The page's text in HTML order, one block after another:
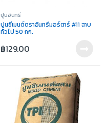
ปูนอินทรี
ปูนซีเมนต์ตราอินทรีมอร์ตาร์ #11 ฉาบ
ทั่วไป 50 กก.
฿129.00